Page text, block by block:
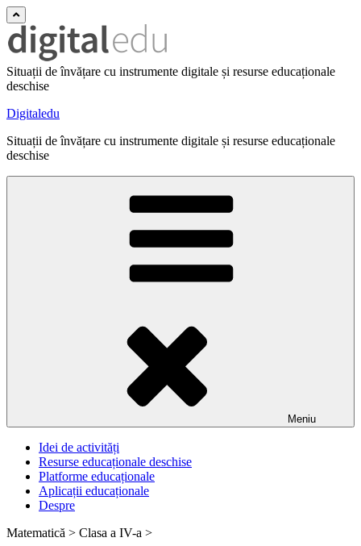
Situații de învățare cu instrumente digitale și resurse educaționale
deschise
Digitaledu
Situații de învățare cu instrumente digitale și resurse educaționale
deschise
Meniu
Idei de activități
Resurse educaționale deschise
Platforme educaționale
Aplicații educaționale
Despre
Matematică > Clasa a IV-a >